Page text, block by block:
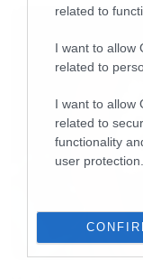
related to
I want to allow
related to
I want to allow
related to
functionality
user protection.